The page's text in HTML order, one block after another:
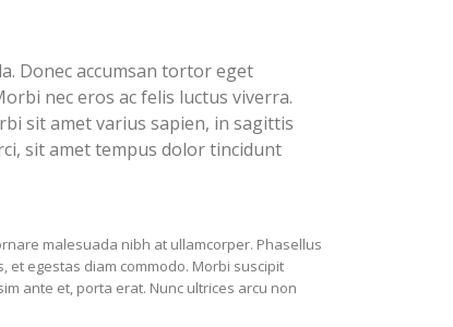
Donec accumsan tortor eget
nec eros ac felis luctus viverra.
sit amet varius sapien, in sagittis
sit amet tempus dolor tincidunt
malesuada nibh at ullamcorper. Phasellus
et egestas diam commodo. Morbi suscipit
ante et, porta erat. Nunc ultrices arcu non